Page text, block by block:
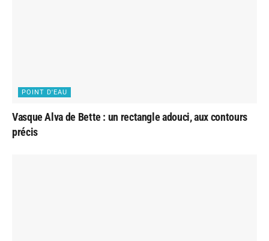
POINT D'EAU
Vasque Alva de Bette : un rectangle adouci, aux contours
précis